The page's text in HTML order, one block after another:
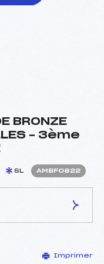
BRONZE
– 3ème
SL AMBF0822
LUDOVIC (MB)
Imprimer